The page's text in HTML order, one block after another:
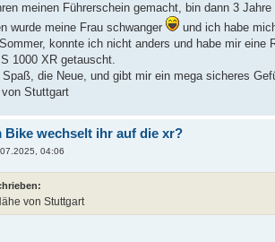
meinen Führerschein gemacht, bin dann 3
wurde meine Frau schwanger
und ich habe
konnte ich nicht anders und habe mir
1000 XR getauscht.
die Neue, und gibt mir ein mega sicheres
Stuttgart
Bike wechselt ihr auf die xr?
04:06
von Stuttgart